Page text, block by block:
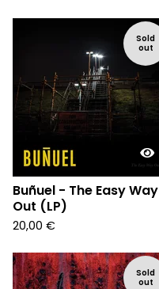
Sold
out
Buñuel - The Easy Way
Out (LP)
20,00 €
Sold
out